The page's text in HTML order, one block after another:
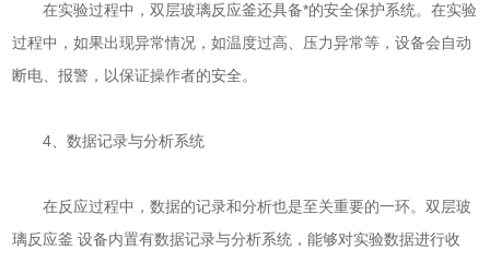
在实验过程中，双层玻璃反应釜还具备*的安全保护系统。在实验
过程中，如果出现异常情况，如温度过高、压力异常等，设备会自动
断电、报警，以保证操作者的安全。
4、数据记录与分析系统
在反应过程中，数据的记录和分析也是至关重要的一环。双层玻
璃反应釜 设备内置有数据记录与分析系统，能够对实验数据进行收